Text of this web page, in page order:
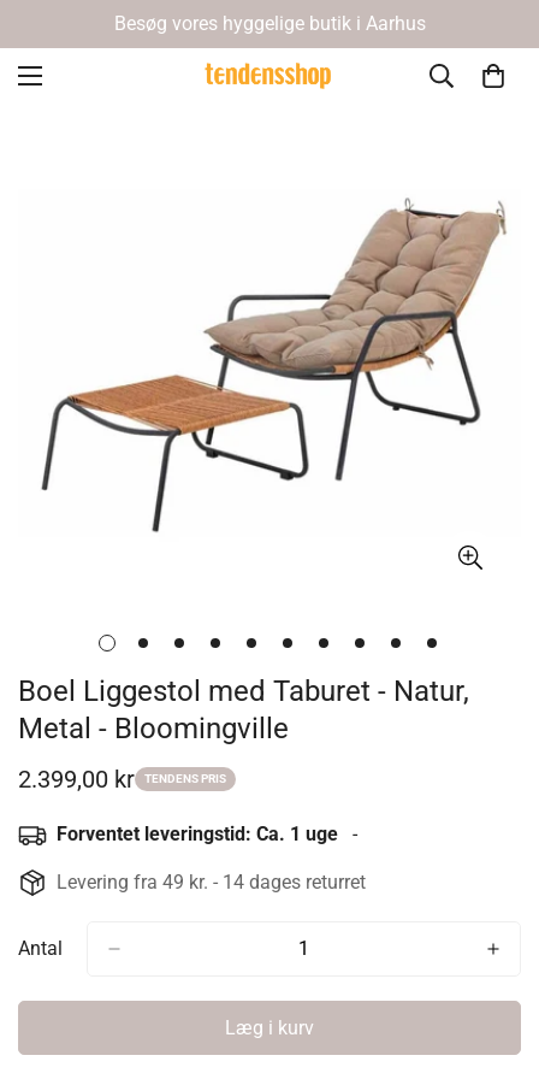
Besøg vores hyggelige butik i Aarhus
Boel Liggestol med Taburet - Natur,
Metal - Bloomingville
Udsalgspris
2.399,00 kr TENDENS PRIS
Forventet leveringstid: Ca. 1 uge -
Levering fra 49 kr. - 14 dages returret
Antal
Læg i kurv